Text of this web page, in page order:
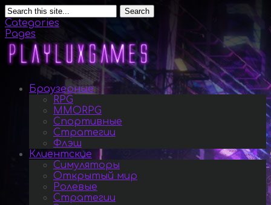
Search
Categories
Pages
Браузерные
RPG
MMORPG
Спортивные
Стратегии
Флэш
Клиентские
Симуляторы
Открытый мир
Ролевые
Стратегии